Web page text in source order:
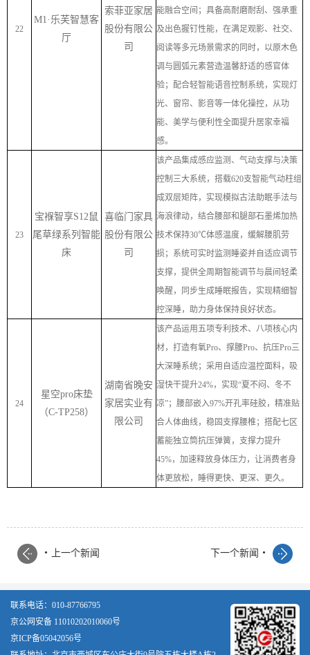
22
M1· 乐芙智慧客
厅
索菲亚家居
股份有限公
司
能融合空间；具备高耐磨耐刮、强承重
及出色握钉性能，在满足观影、社交、
阅读等多元场景需求的同时，以原木色
调与圆弧元素营造温馨舒适的感官体
验；配合轻智能语音控制系统，实现灯
光、窗帘、影音等一体化操控，从功
能、美学与便利性全面提升居家幸福
感。
23
宝褓智享S12鼠
尾草绿系列智能
床
喜临门家具
股份有限公
司
该产品集成感应监测、气动支撑与决策
控制三大系统，搭载620支智能气动柱组
成双层矩阵，实现模拟古法助眠手法与
海浪律动，结合腰部和腿部石墨烯加热
技术保持30℃体感温度，缓解腰肌劳
损；系统可实时监测睡姿并自适应调节
支撑，提供全周期智能调节与晨间轻柔
唤醒，同步生成睡眠报告，实现精细智
控深睡，助力身体保持良好状态。
24
星空pro床垫
（C-TP258）
湖南省晚安
家居实业有
限公司
该产品运用五项专利技术、八项核心内
材，打造有氧Pro、撑腰Pro、抗压Pro三
大深睡系统；采用自适应温控面料，吸
湿快干提升24%，实现“夏不闷、冬不
凉”；腰部嵌入97%开孔率硅胶，精准贴
合人体曲线，稳固支撑腰椎；搭配七区
蓄能独立筒抗压弹簧，支撑力提升
45%，加速释放身体压力，让消费者身
体更放松，睡得更快、更深、更久。
. 上一个新闻 下一个新闻 .
联系电话：010-87766795
京公网安备 11010202010060号
京ICP备05042056号